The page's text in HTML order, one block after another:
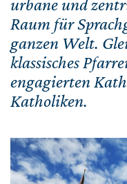
urbane und
Raum für
ganzen Welt.
klassisches
engagierten
Katholiken.